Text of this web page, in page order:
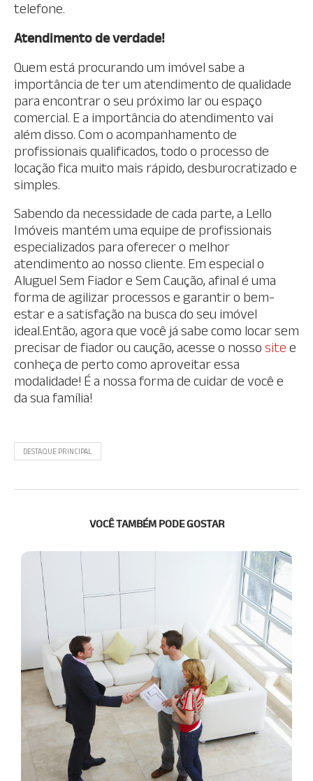
telefone.
Atendimento de verdade!
Quem está procurando um imóvel sabe a
importância de ter um atendimento de qualidade
para encontrar o seu próximo lar ou espaço
comercial. E a importância do atendimento vai
além disso. Com o acompanhamento de
profissionais qualificados, todo o processo de
locação fica muito mais rápido, desburocratizado e
simples.
Sabendo da necessidade de cada parte, a Lello
Imóveis mantém uma equipe de profissionais
especializados para oferecer o melhor
atendimento ao nosso cliente. Em especial o
Aluguel Sem Fiador e Sem Caução, afinal é uma
forma de agilizar processos e garantir o bem-
estar e a satisfação na busca do seu imóvel
ideal.Então, agora que você já sabe como locar sem
precisar de fiador ou caução, acesse o nosso site e
conheça de perto como aproveitar essa
modalidade! É a nossa forma de cuidar de você e
da sua família!
DESTAQUE PRINCIPAL
VOCÊ TAMBÉM PODE GOSTAR